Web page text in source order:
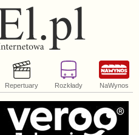
Repertuary Rozkłady NaWynos